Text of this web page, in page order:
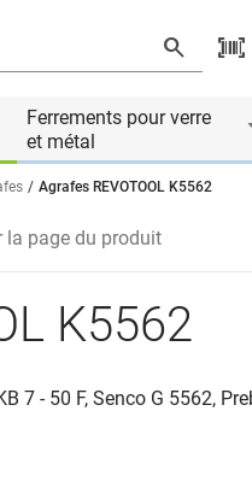
Ferrements pour verre
et métal
Agrafes REVOTOOL K5562
la page du produit
K5562
7 - 50 F, Senco G 5562,